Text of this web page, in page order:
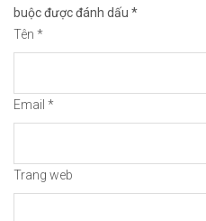
buộc được đánh dấu *
Tên *
Email *
Trang web